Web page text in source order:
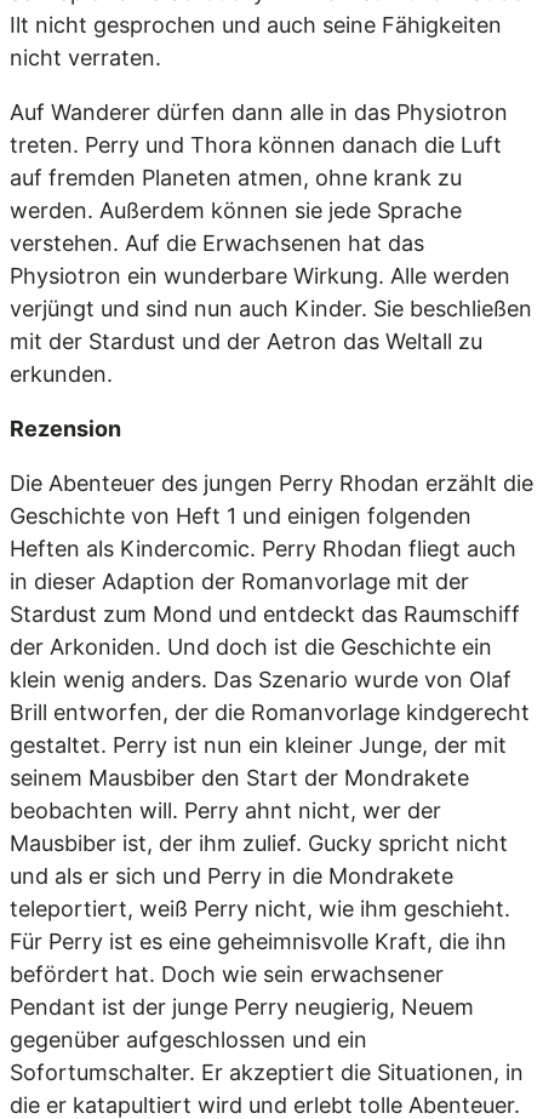
Ilt nicht gesprochen und auch seine Fähigkeiten
nicht verraten.
Auf Wanderer dürfen dann alle in das Physiotron
treten. Perry und Thora können danach die Luft
auf fremden Planeten atmen, ohne krank zu
werden. Außerdem können sie jede Sprache
verstehen. Auf die Erwachsenen hat das
Physiotron ein wunderbare Wirkung. Alle werden
verjüngt und sind nun auch Kinder. Sie beschließen
mit der Stardust und der Aetron das Weltall zu
erkunden.
Rezension
Die Abenteuer des jungen Perry Rhodan erzählt die
Geschichte von Heft 1 und einigen folgenden
Heften als Kindercomic. Perry Rhodan fliegt auch
in dieser Adaption der Romanvorlage mit der
Stardust zum Mond und entdeckt das Raumschiff
der Arkoniden. Und doch ist die Geschichte ein
klein wenig anders. Das Szenario wurde von Olaf
Brill entworfen, der die Romanvorlage kindgerecht
gestaltet. Perry ist nun ein kleiner Junge, der mit
seinem Mausbiber den Start der Mondrakete
beobachten will. Perry ahnt nicht, wer der
Mausbiber ist, der ihm zulief. Gucky spricht nicht
und als er sich und Perry in die Mondrakete
teleportiert, weiß Perry nicht, wie ihm geschieht.
Für Perry ist es eine geheimnisvolle Kraft, die ihn
befördert hat. Doch wie sein erwachsener
Pendant ist der junge Perry neugierig, Neuem
gegenüber aufgeschlossen und ein
Sofortumschalter. Er akzeptiert die Situationen, in
die er katapultiert wird und erlebt tolle Abenteuer.